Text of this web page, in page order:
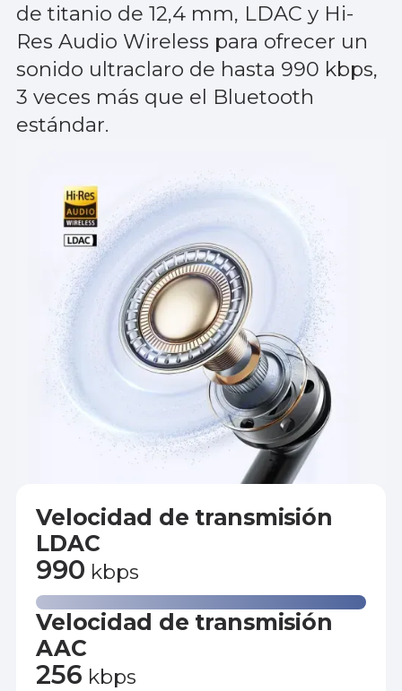
de titanio de 12,4 mm, LDAC y Hi-
Res Audio Wireless para ofrecer un
sonido ultraclaro de hasta 990 kbps,
3 veces más que el Bluetooth
estándar.
Velocidad de transmisión
LDAC
990 kbps
Velocidad de transmisión
AAC
256 kbps